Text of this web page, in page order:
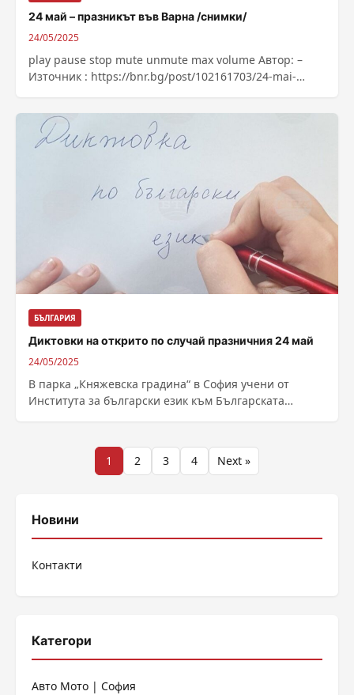
24 май – празникът във Варна /снимки/
24/05/2025
play pause stop mute unmute max volume Автор: –
Източник : https://bnr.bg/post/102161703/24-mai-
БЪЛГАРИЯ
Диктовки на открито по случай празничния 24 май
24/05/2025
В парка „Княжевска градина“ в София учени от
Института за български език към Българската
Разделяне
публикациите
1 2 3 4 Next »
Новини
Контакти
Категори
Авто Мото | София